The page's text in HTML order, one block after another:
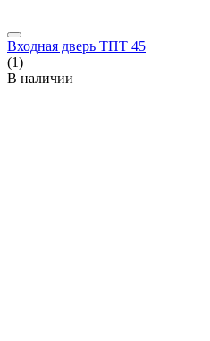
Входная дверь ТПТ 45
(1)
В наличии